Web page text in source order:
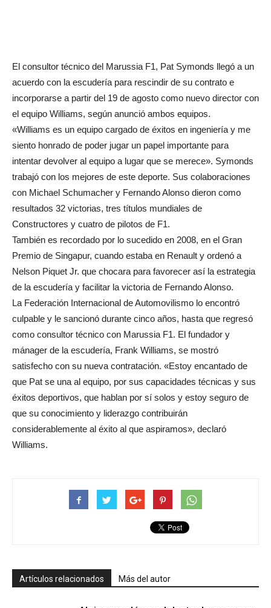
El consultor técnico del Marussia F1, Pat Symonds llegó a un
acuerdo con la escudería para rescindir de su contrato e
incorporarse a partir del 19 de agosto como nuevo director con
el equipo Williams, según anunció ambos equipos.
«Williams es un equipo cargado de éxitos en ingeniería y me
siento honrado de poder jugar un papel importante para
intentar devolver al equipo a lugar que se merece». Symonds
trabajó con los mejores de este deporte. Sus colaboraciones
con Michael Schumacher y Fernando Alonso dieron como
resultados 32 victorias, tres títulos mundiales de
Constructores y cuatro de pilotos de F1.
También es recordado por lo sucedido en 2008, en el Gran
Premio de Singapur, cuando estaba en Renault y ordenó a
Nelson Piquet Jr. que chocara para favorecer así la estrategia
de la escudería y facilitar la victoria de Fernando Alonso.
La Federación Internacional de Automovilismo lo encontró
culpable y le sancionó durante cinco años, hasta que regresó
como consultor técnico con Marussia F1. El fundador y
mánager de la escudería, Frank Williams, se mostró
satisfecho con su nueva contratación. «Estoy encantado de
que Pat se una al equipo, por sus capacidades técnicas y sus
éxitos deportivos, que hablan por sí solos y estoy seguro de
que su conocimiento y liderazgo contribuirán
considerablemente al éxito al que aspiramos», declaró
Williams.
Artículos relacionados Más del autor